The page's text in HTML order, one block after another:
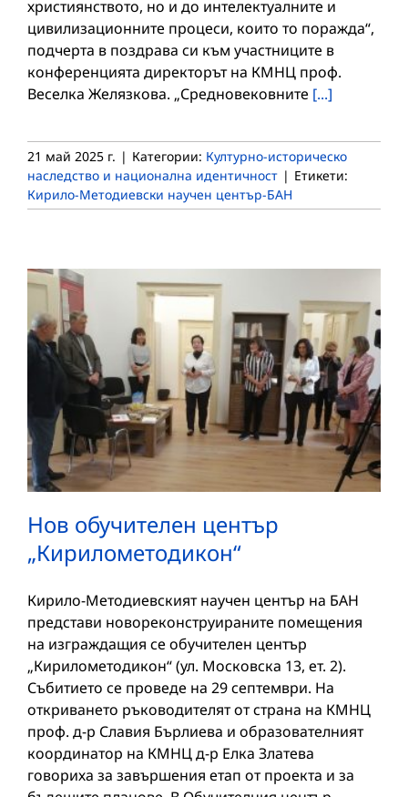
християнството, но и до интелектуалните и
цивилизационните процеси, които то поражда“,
подчерта в поздрава си към участниците в
конференцията директорът на КМНЦ проф.
Веселка Желязкова. „Средновековните [...]
21 май 2025 г. | Категории: Културно-историческо
наследство и национална идентичност | Етикети:
Кирило-Методиевски научен център-БАН
Нов обучителен център
„Кирилометодикон“
Кирило-Методиевският научен център на БАН
представи новореконструираните помещения
на изграждащия се обучителен център
„Кирилометодикон“ (ул. Московска 13, ет. 2).
Събитието се проведе на 29 септември. На
откриването ръководителят от страна на КМНЦ
проф. д-р Славия Бърлиева и образователният
координатор на КМНЦ д-р Елка Златева
говориха за завършения етап от проекта и за